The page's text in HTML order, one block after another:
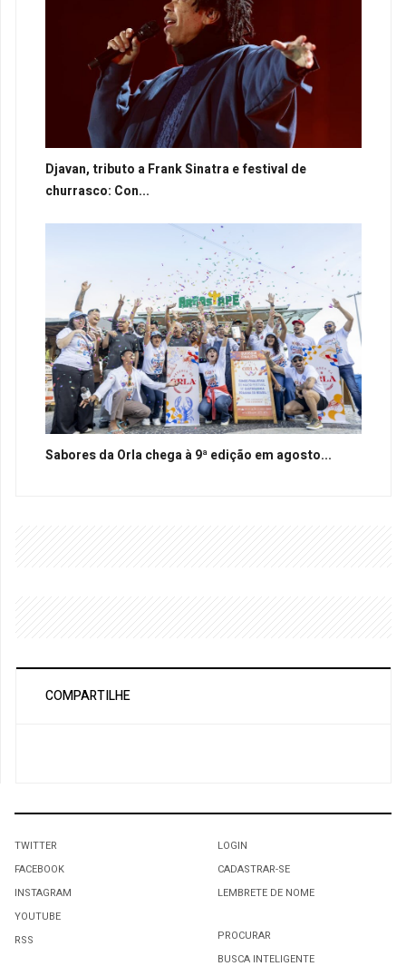
Djavan, tributo a Frank Sinatra e festival de
churrasco: Con...
Sabores da Orla chega à 9ª edição em agosto...
COMPARTILHE
TWITTER
FACEBOOK
INSTAGRAM
YOUTUBE
RSS
LOGIN
CADASTRAR-SE
LEMBRETE DE NOME
PROCURAR
BUSCA INTELIGENTE